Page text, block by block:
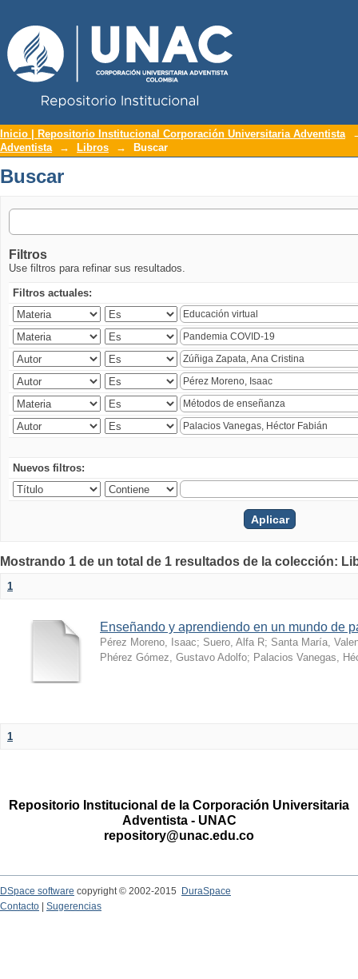
Buscar
Inicio | Repositorio Institucional Corporación Universitaria Adventista
Adventista
→ Libros → Buscar
Buscar
Filtros
Use filtros para refinar sus resultados.
Filtros actuales:
Nuevos filtros:
Mostrando 1 de un total de 1 resultados de la colección:
1
Enseñando y aprendiendo en un mundo de
Pérez Moreno, Isaac; Suero, Alfa R; Santa María,
Phérez Gómez, Gustavo Adolfo; Palacios Vanegas,
1
Repositorio Institucional de la Corporación Universitaria
Adventista - UNAC
repository@unac.edu.co
DSpace software copyright © 2002-2015
DuraSpace
Contacto
Sugerencias